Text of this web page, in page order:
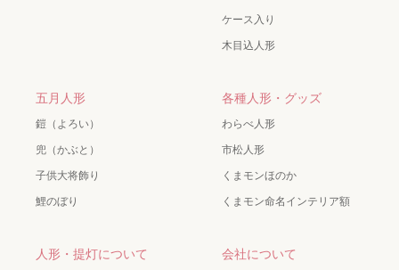
ケース入り
木目込人形
五月人形
鎧（よろい）
兜（かぶと）
子供大将飾り
鯉のぼり
各種人形・グッズ
わらべ人形
市松人形
くまモンほのか
くまモン命名インテリア額
人形・提灯について 会社について